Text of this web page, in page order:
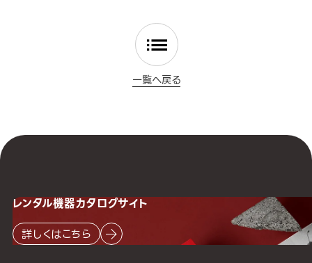
一覧へ戻る
レンタル機器カタログサイト
詳しくはこちら